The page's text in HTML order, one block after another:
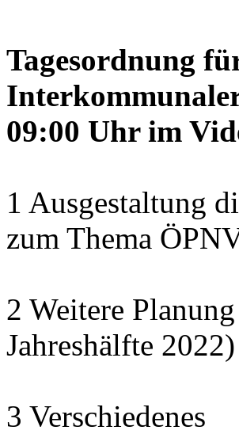
Tagesordnung
09:00 Uhr im
1 Ausgestaltung
zum Thema
2 Weitere
Jahreshälfte 2022)
3 Verschiedenes